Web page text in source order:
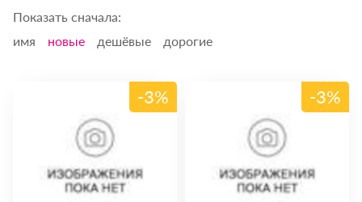
Показать сначала:
имя
новые дешёвые дорогие
-3% -3%